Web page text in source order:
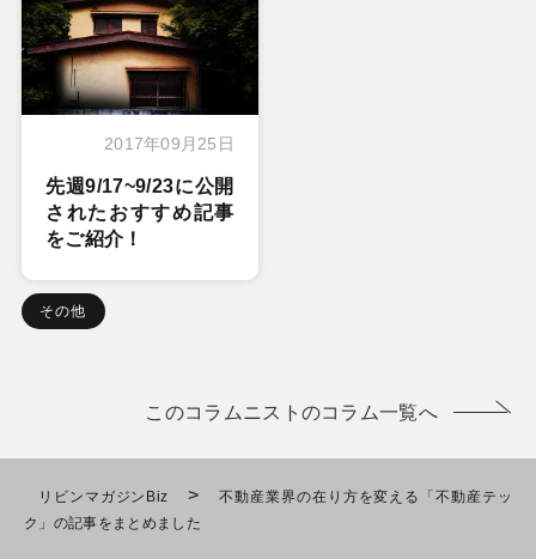
2017年09月25日
先週9/17~9/23に公開
されたおすすめ記事
をご紹介！
その他
このコラムニストのコラム一覧へ
リビンマガジンBiz >
不動産業界の在り方を変える「不動産テッ
ク」の記事をまとめました